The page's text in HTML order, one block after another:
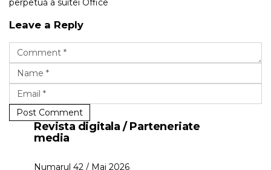
perpetuă a suitei Office
Leave a Reply
Post Comment
Revista digitala / Parteneriate
media
Numarul 42 / Mai 2026